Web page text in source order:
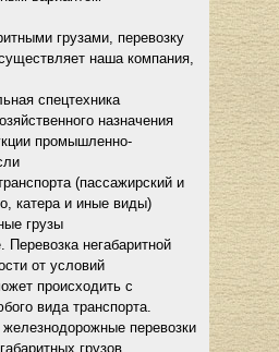
грузами, перевозку
наша компания,
спецтехника
назначения
промышленно-
(пассажирский и
катера и иные виды)
грузы
Перевозка негабаритной
от условий
происходить с
вида транспорта.
перевозки
грузов